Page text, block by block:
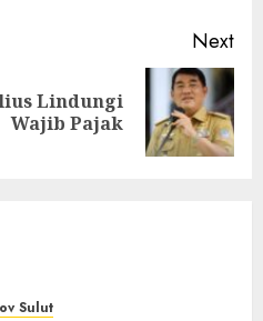
Next
Lindungi
Wajib Pajak
Sulut